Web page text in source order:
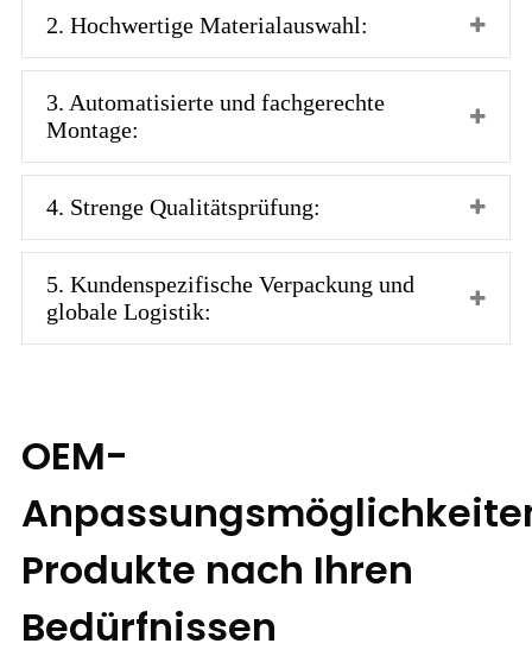
2. Hochwertige Materialauswahl:
3. Automatisierte und fachgerechte
Montage:
4. Strenge Qualitätsprüfung:
5. Kundenspezifische Verpackung und
globale Logistik:
OEM-
Produkte nach Ihren
Bedürfnissen